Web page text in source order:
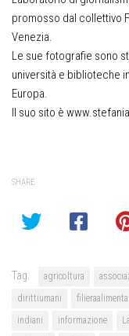
promosso dal collettivo
Venezia.
Le sue fotografie sono
università e biblioteche
Europa.
Il suo sito è
SHARE
Tag: agricoltura
dirittiumani
indiani
informazione